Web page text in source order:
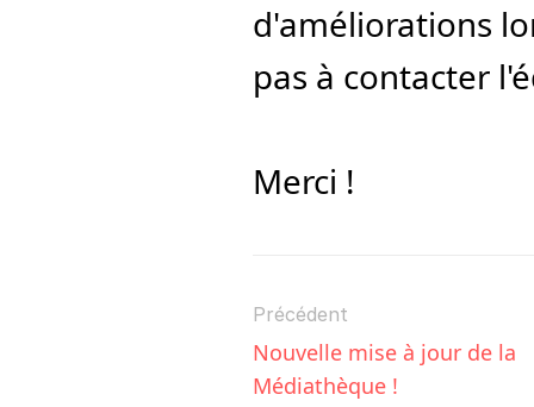
d'améliorations
pas à contacter
Merci !
Précédent
Nouvelle mise à jour de la
Médiathèque !